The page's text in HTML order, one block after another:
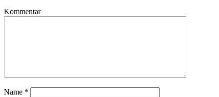
Kommentar
Name *